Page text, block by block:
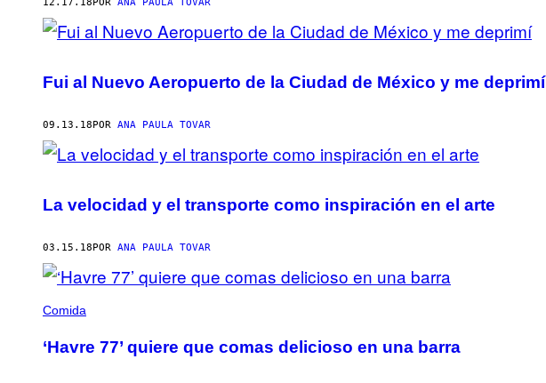
12.17.18 POR ANA PAULA TOVAR
Fui al Nuevo Aeropuerto de la Ciudad de México y me deprimí
09.13.18 POR ANA PAULA TOVAR
La velocidad y el transporte como inspiración en el arte
03.15.18 POR ANA PAULA TOVAR
Comida
‘Havre 77’ quiere que comas delicioso en una barra